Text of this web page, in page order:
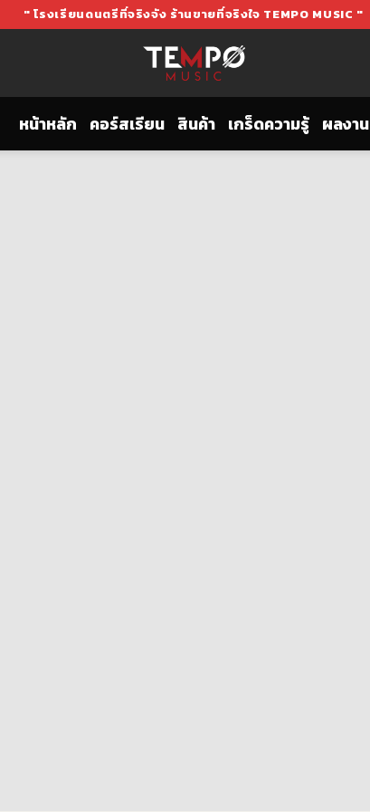
" โรงเรียนดนตรีที่จริงจัง ร้านขายที่จริงใจ TEMPO MUSIC "
หน้าหลัก คอร์สเรียน สินค้า เกร็ดความรู้ ผลงาน